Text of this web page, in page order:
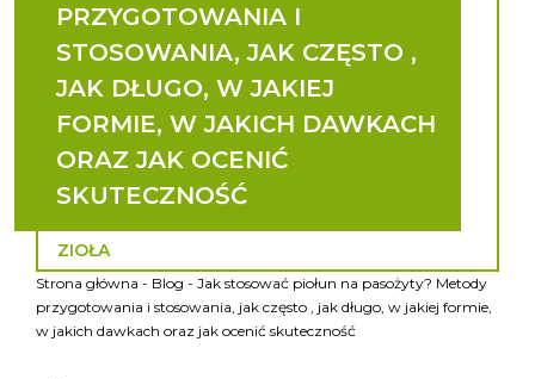
PRZYGOTOWANIA I
STOSOWANIA, JAK CZĘSTO ,
JAK DŁUGO, W JAKIEJ
FORMIE, W JAKICH DAWKACH
ORAZ JAK OCENIĆ
SKUTECZNOŚĆ
ZIOŁA
Strona główna - Blog - Jak stosować piołun na pasożyty? Metody
przygotowania i stosowania, jak często , jak długo, w jakiej formie,
w jakich dawkach oraz jak ocenić skuteczność